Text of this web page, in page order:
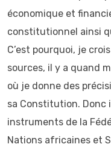
économique et
constitutionnel ainsi
C’est pourquoi, je
sources, il y a quand
où je donne des
sa Constitution. Donc
instruments de la
Nations africaines et